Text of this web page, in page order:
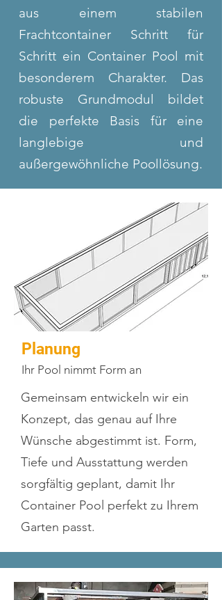
aus einem stabilen
Frachtcontainer Schritt für
Schritt ein Container Pool mit
besonderem Charakter. Das
robuste Grundmodul bildet
die perfekte Basis für eine
langlebige und
außergewöhnliche Poollösung.
Planung
Ihr Pool nimmt Form an
Gemeinsam entwickeln wir ein
Konzept, das genau auf Ihre
Wünsche abgestimmt ist. Form,
Tiefe und Ausstattung werden
sorgfältig geplant, damit Ihr
Container Pool perfekt zu Ihrem
Garten passt.